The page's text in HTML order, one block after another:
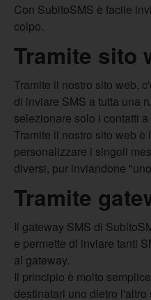
Con SubitoSMS è facile
colpo.
Tramite sito
Tramite il nostro sito web,
di inviare SMS a tutta una
selezionare solo i contatti
Tramite il nostro sito web è
personalizzare i singoli
diversi, pur inviandone
Tramite
Il gateway SMS di
e permette di inviare tanti
al gateway.
Il principio è molto
destinatari uno dietro